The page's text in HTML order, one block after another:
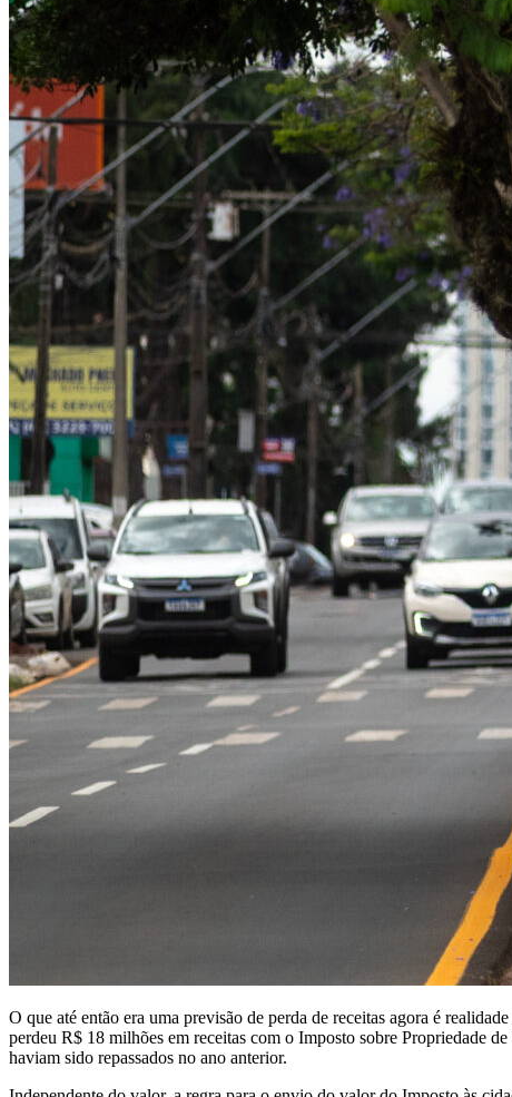
O que até então era uma previsão de perda de receitas agora é
perdeu R$ 18 milhões em receitas com o Imposto sobre Propriedade
haviam sido repassados no ano anterior.